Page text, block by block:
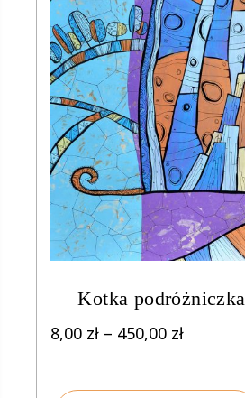
Kotka podróżniczka
8,00 zł – 450,00 złZakres